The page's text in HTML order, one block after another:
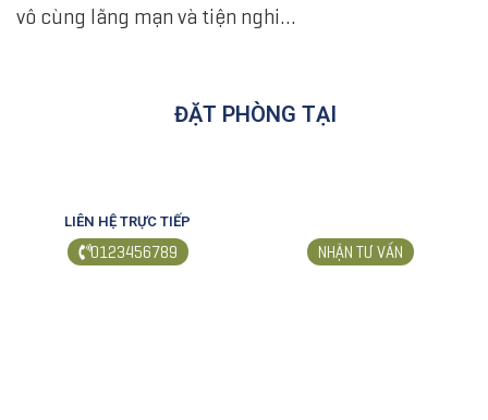
vô cùng lãng mạn và tiện nghi…
ĐẶT PHÒNG TẠI
LIÊN HỆ TRỰC TIẾP
0123456789 NHẬN TƯ VẤN